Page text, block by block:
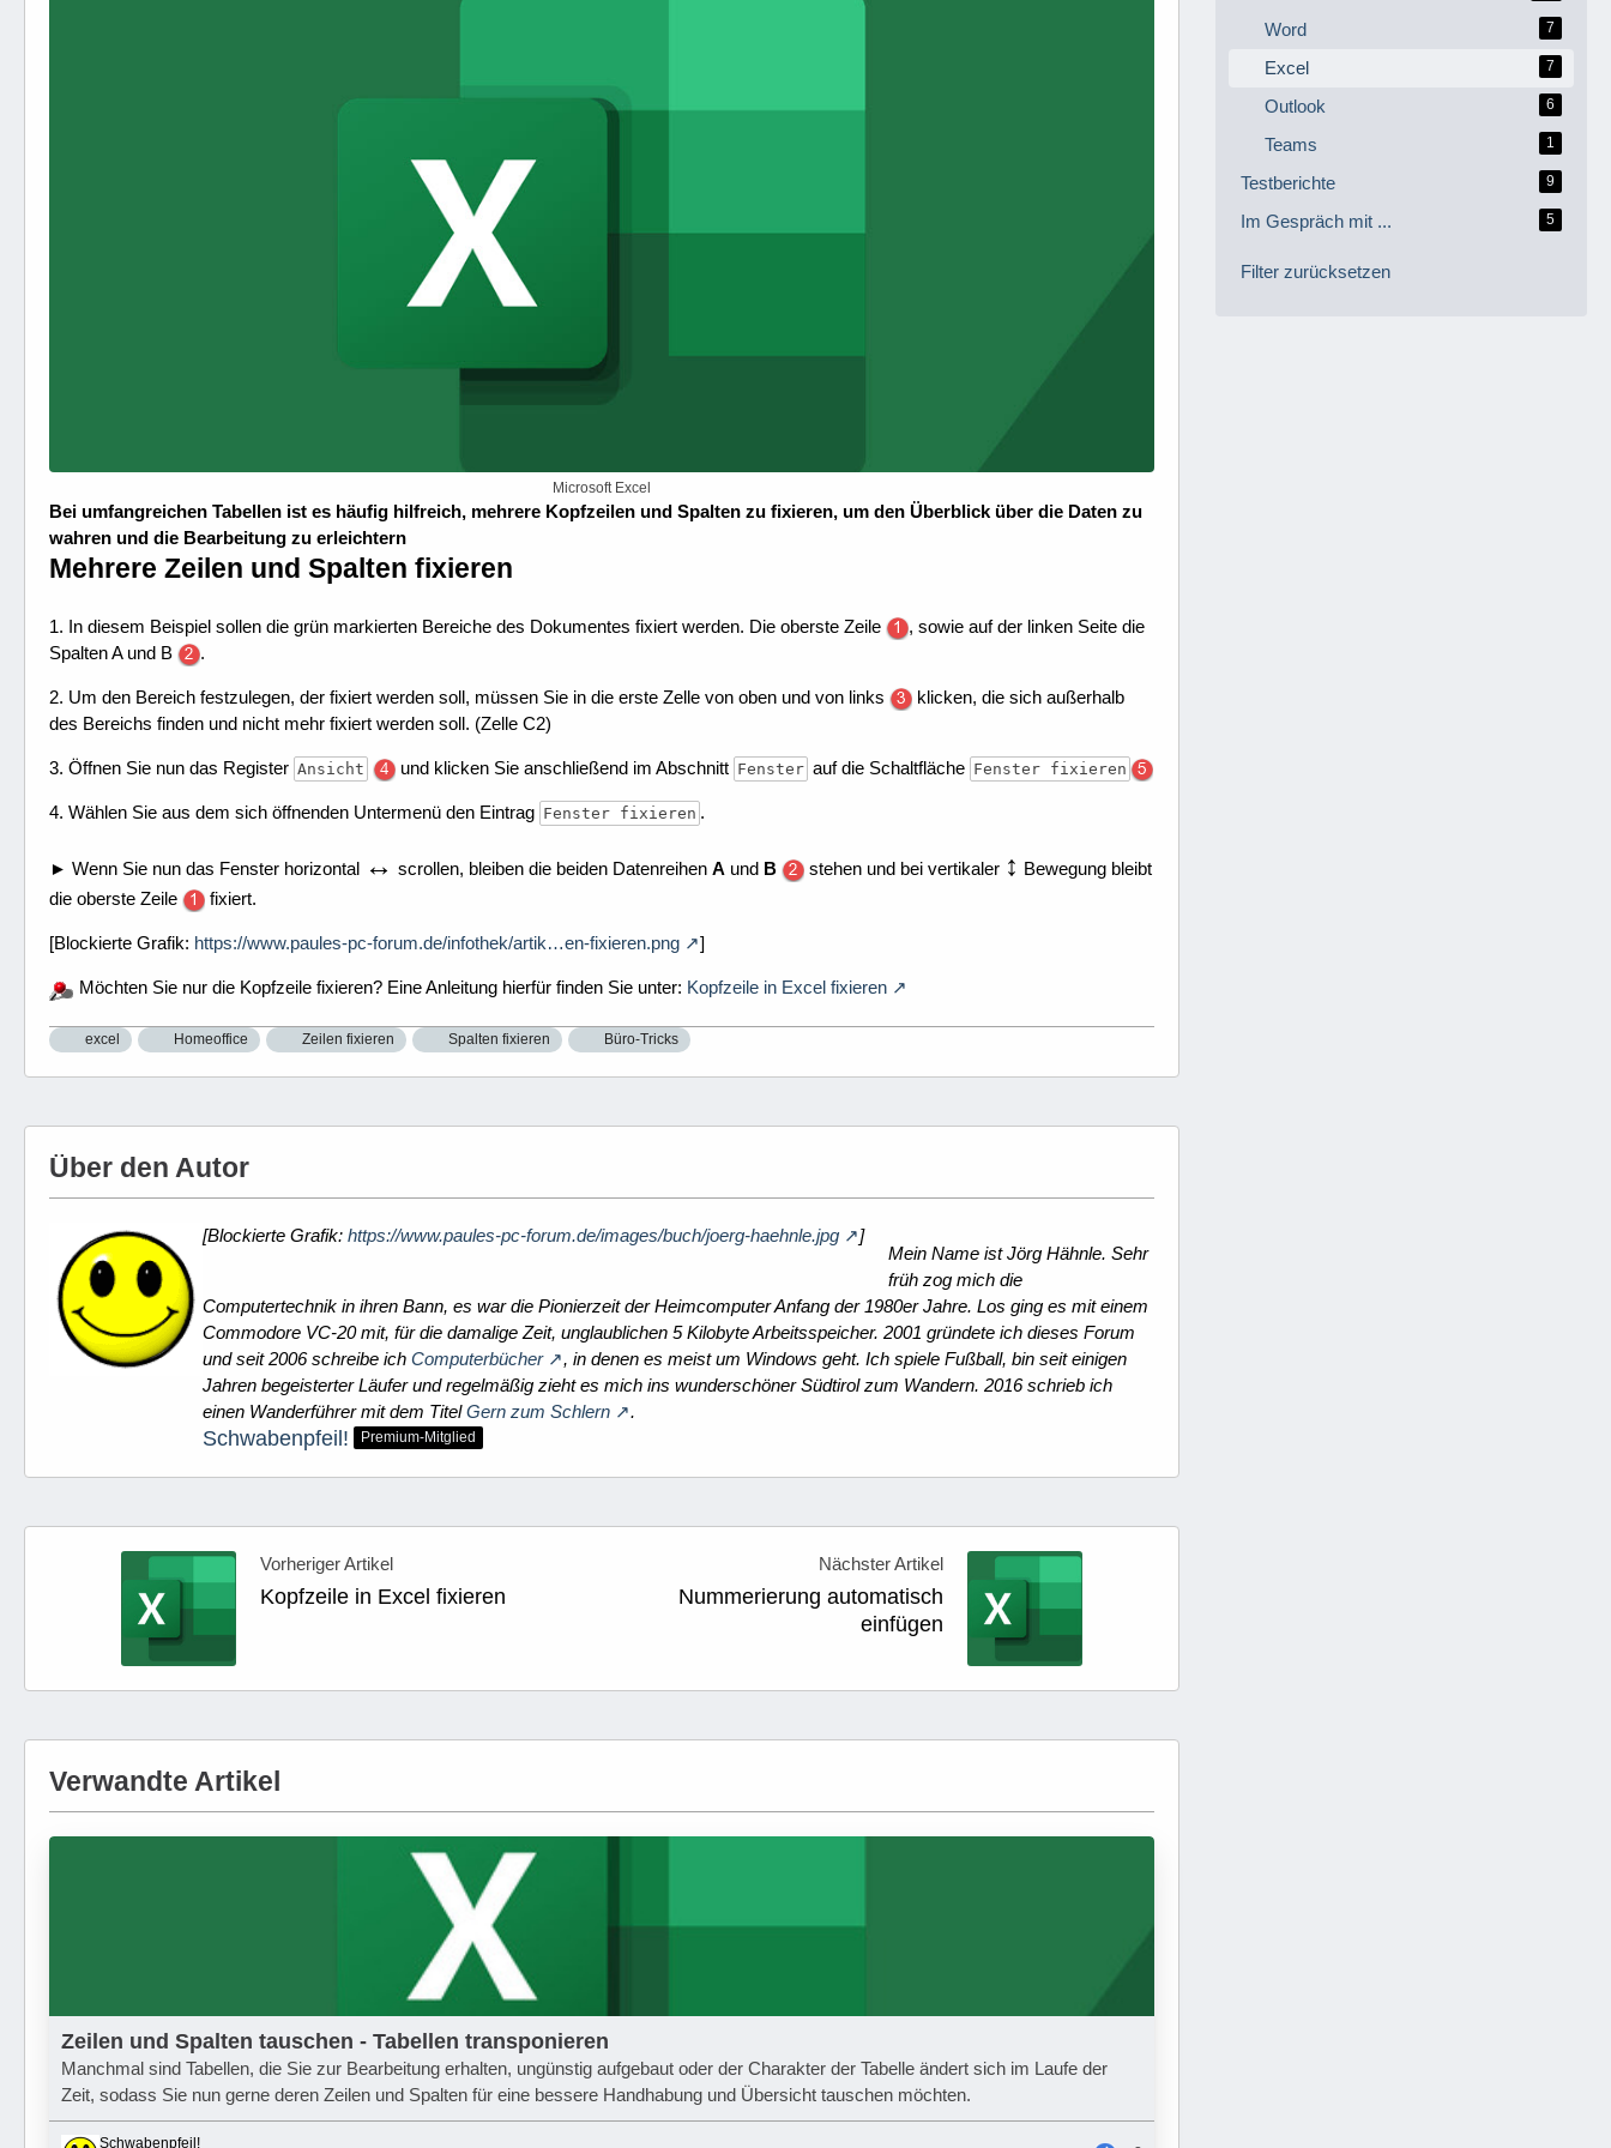
Microsoft Excel
Bei umfangreichen Tabellen ist es häufig hilfreich, mehrere Kopfzeilen und Spalten zu fixieren, um den Überblick über die Daten zu
wahren und die Bearbeitung zu erleichtern
Mehrere Zeilen und Spalten fixieren
1. In diesem Beispiel sollen die grün markierten Bereiche des Dokumentes fixiert werden. Die oberste Zeile
, sowie auf der linken Seite die
Spalten A und B
.
2. Um den Bereich festzulegen, der fixiert werden soll, müssen Sie in die erste Zelle von oben und von links
klicken, die sich außerhalb
des Bereichs finden und nicht mehr fixiert werden soll. (Zelle C2)
3. Öffnen Sie nun das Register Ansicht und klicken Sie anschließend im Abschnitt Fenster auf die Schaltfläche Fenster fixieren
4. Wählen Sie aus dem sich öffnenden Untermenü den Eintrag Fenster fixieren .
► Wenn Sie nun das Fenster horizontal ↔ scrollen, bleiben die beiden Datenreihen A und B stehen und bei vertikaler ↕ Bewegung bleibt
die oberste Zeile
fixiert.
[Blockierte Grafik: https://www.paules-pc-forum.de/infothek/artik…en-fixieren.png ]
Möchten Sie nur die Kopfzeile fixieren? Eine Anleitung hierfür finden Sie unter: Kopfzeile in Excel fixieren
excel Homeoffice Zeilen fixieren Spalten fixieren Büro-Tricks
Über den Autor
[Blockierte Grafik: https://www.paules-pc-forum.de/images/buch/joerg-haehnle.jpg
]
Mein Name ist Jörg Hähnle. Sehr
früh zog mich die
Computertechnik in ihren Bann, es war die Pionierzeit der Heimcomputer Anfang der 1980er Jahre. Los ging es mit einem
Commodore VC-20 mit, für die damalige Zeit, unglaublichen 5 Kilobyte Arbeitsspeicher. 2001 gründete ich dieses Forum
und seit 2006 schreibe ich Computerbücher
, in denen es meist um Windows geht. Ich spiele Fußball, bin seit einigen
Jahren begeisterter Läufer und regelmäßig zieht es mich ins wunderschöner Südtirol zum Wandern. 2016 schrieb ich
einen Wanderführer mit dem TitelGern zum Schlern .
Schwabenpfeil! Premium-Mitglied
Vorheriger Artikel
Kopfzeile in Excel fixieren
Nächster Artikel
Nummerierung automatisch
einfügen
Verwandte Artikel
Zeilen und Spalten tauschen - Tabellen transponieren
Manchmal sind Tabellen, die Sie zur Bearbeitung erhalten, ungünstig aufgebaut oder der Charakter der Tabelle ändert sich im Laufe der
Zeit, sodass Sie nun gerne deren Zeilen und Spalten für eine bessere Handhabung und Übersicht tauschen möchten.
Schwabenpfeil!
Word 7
Excel 7
Outlook 6
Teams 1
Testberichte 9
Im Gespräch mit ... 5
Filter zurücksetzen